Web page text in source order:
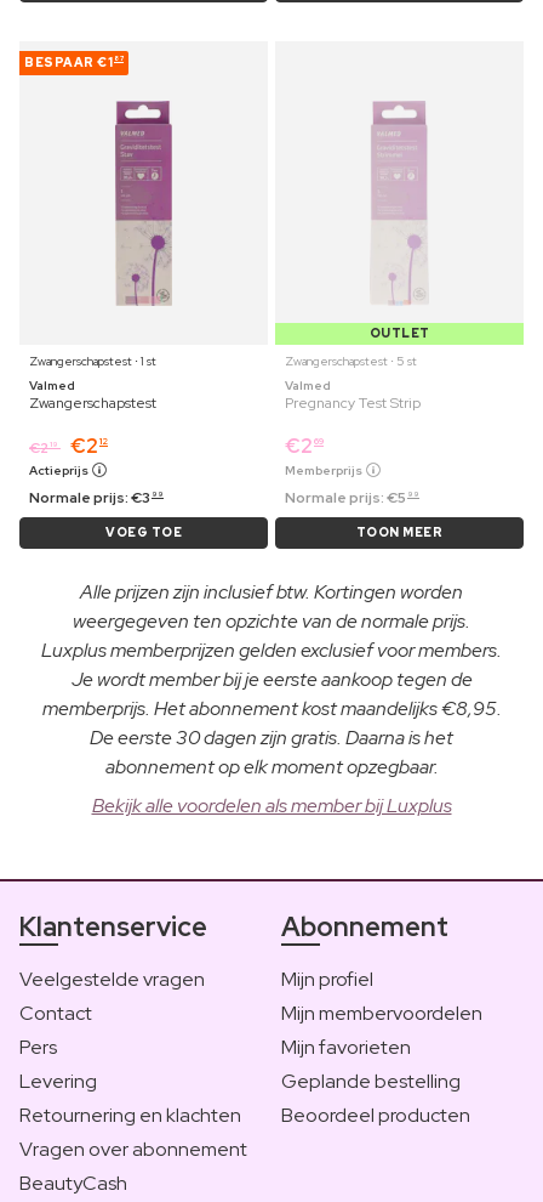
BESPAAR €1 87
Zwangerschapstest ⋅ 1 st
Valmed
Zwangerschapstest
€219 €2 12
Actieprijs
Normale prijs:€3 99
VOEG TOE
OUTLET
Zwangerschapstest ⋅ 5 st
Valmed
Pregnancy Test Strip
€2 69
Memberprijs
Normale prijs:€5 99
TOON MEER
Alle prijzen zijn inclusief btw. Kortingen worden
weergegeven ten opzichte van de normale prijs.
Luxplus memberprijzen gelden exclusief voor members.
Je wordt member bij je eerste aankoop tegen de
memberprijs. Het abonnement kost maandelijks €8,95.
De eerste 30 dagen zijn gratis. Daarna is het
abonnement op elk moment opzegbaar.
Bekijk alle voordelen als member bij Luxplus
Klantenservice
Veelgestelde vragen
Contact
Pers
Levering
Retournering en klachten
Vragen over abonnement
BeautyCash
Abonnement
Mijn profiel
Mijn membervoordelen
Mijn favorieten
Geplande bestelling
Beoordeel producten